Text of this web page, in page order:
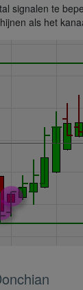
signalen te
als het